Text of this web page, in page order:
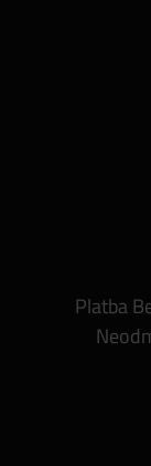
Platba